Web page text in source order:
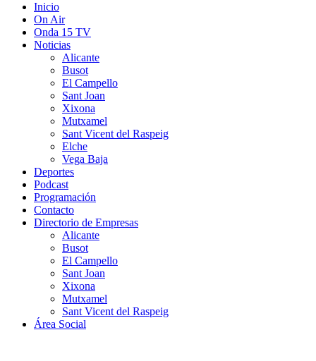
Inicio
On Air
Onda 15 TV
Noticias
Alicante
Busot
El Campello
Sant Joan
Xixona
Mutxamel
Sant Vicent del Raspeig
Elche
Vega Baja
Deportes
Podcast
Programación
Contacto
Directorio de Empresas
Alicante
Busot
El Campello
Sant Joan
Xixona
Mutxamel
Sant Vicent del Raspeig
Área Social